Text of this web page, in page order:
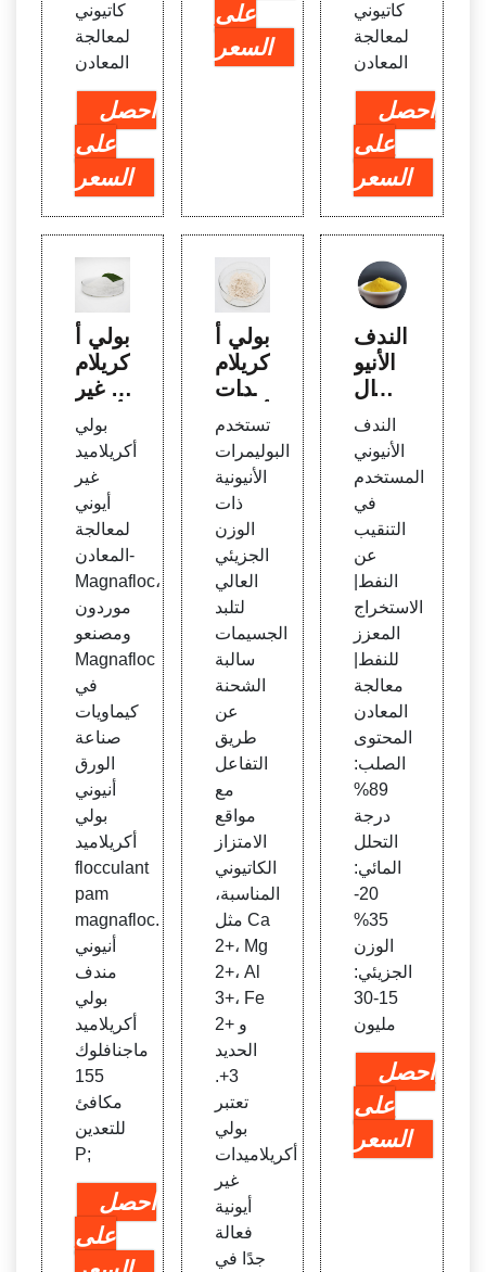
كاتيوني
لمعالجة
المعادن
احصل
على
السعر
على
السعر
كاتيوني
لمعالجة
المعادن
احصل
على
السعر
بولي أ
كريلام
يد غير
أيوني
لمعال
جة ال
معادن
بولي
أكريلاميد
غير
أيوني
لمعالجة
المعادن-
Magnafloc،
موردون
ومصنعو
Magnafloc
في
كيماويات
صناعة
الورق
أنيوني
بولي
أكريلاميد
flocculant
pam
magnafloc.
أنيوني
مندف
بولي
أكريلاميد
ماجنافلوك
155
مكافئ
للتعدين
P;
احصل
على
بولي أ
كريلام
يدات
وغير أ
يونية
تستخدم
البوليمرات
الأنيونية
ذات
الوزن
الجزيئي
العالي
لتلبد
الجسيمات
سالبة
الشحنة
عن
طريق
التفاعل
مع
مواقع
الامتزاز
الكاتيوني
المناسبة،
مثل Ca
2+، Mg
2+، Al
3+، Fe
2+ و
الحديد
3+.
تعتبر
بولي
أكريلاميدات
غير
أيونية
فعالة
جدًا في
الندف
الأنيو
ني ال
مستخ
دم ف
ي الت
نقيب
عن الن
فط|ا
لاستخ
راج ال
معزز
للنفط
|المعا
دن
الندف
الأنيوني
المستخدم
في
التنقيب
عن
النفط|
الاستخراج
المعزز
للنفط|
معالجة
المعادن
المحتوى
الصلب:
89%
درجة
التحلل
المائي:
20-
35%
الوزن
الجزيئي:
15-30
مليون
احصل
على
السعر